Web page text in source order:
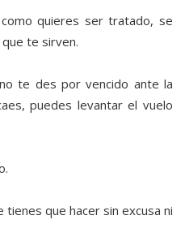
quieres ser tratado, se
te sirven.
te des por vencido ante la
puedes levantar el vuelo
tienes que hacer sin excusa ni